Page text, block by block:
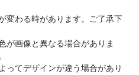
変わる時があります。ご了承下
が画像と異なる場合がありま
ってデザインが違う場合があり